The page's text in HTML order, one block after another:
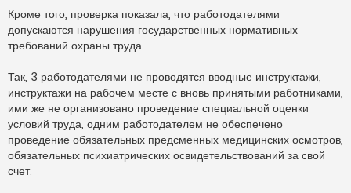
Кроме того, проверка показала, что работодателями
допускаются нарушения государственных нормативных
требований охраны труда.
Так, 3 работодателями не проводятся вводные инструктажи,
инструктажи на рабочем месте с вновь принятыми работниками,
ими же не организовано проведение специальной оценки
условий труда, одним работодателем не обеспечено
проведение обязательных предсменных медицинских осмотров,
обязательных психиатрических освидетельствований за свой
счет.